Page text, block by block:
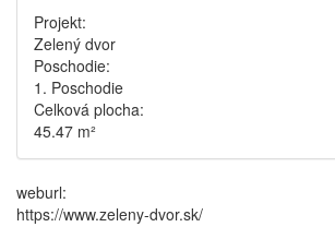
Projekt:
Zelený dvor
Poschodie:
1. Poschodie
Celková plocha:
45.47 m²
weburl:
https://www.zeleny-dvor.sk/